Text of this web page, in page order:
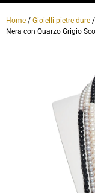
Home / Gioielli pietre dure /
Nera con Quarzo Grigio